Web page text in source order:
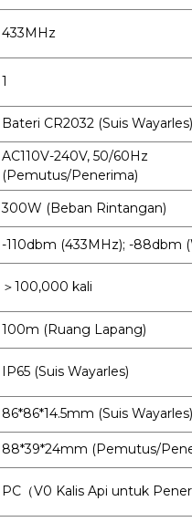
433MHz
1
Bateri CR2032 (Suis Wayarles)
AC110V-240V, 50/60Hz
(Pemutus/Penerima)
300W (Beban Rintangan)
-110dbm (433MHz); -88dbm
＞100,000 kali
100m (Ruang Lapang)
IP65 (Suis Wayarles)
86*86*14.5mm (Suis Wayarles)
88*39*24mm (Pemutus/
PC（V0 Kalis Api untuk